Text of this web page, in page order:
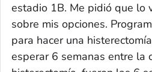
estadio 1B. Me pidió que lo
sobre mis opciones.
para hacer una
esperar 6 semanas entre la